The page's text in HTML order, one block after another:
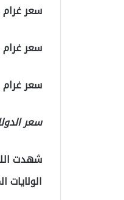
سعر غرام الذهب عيار 18
سعر غرام الذهب عيار 14
سعر غرام الذهب
سعر
شهدت
الولايات